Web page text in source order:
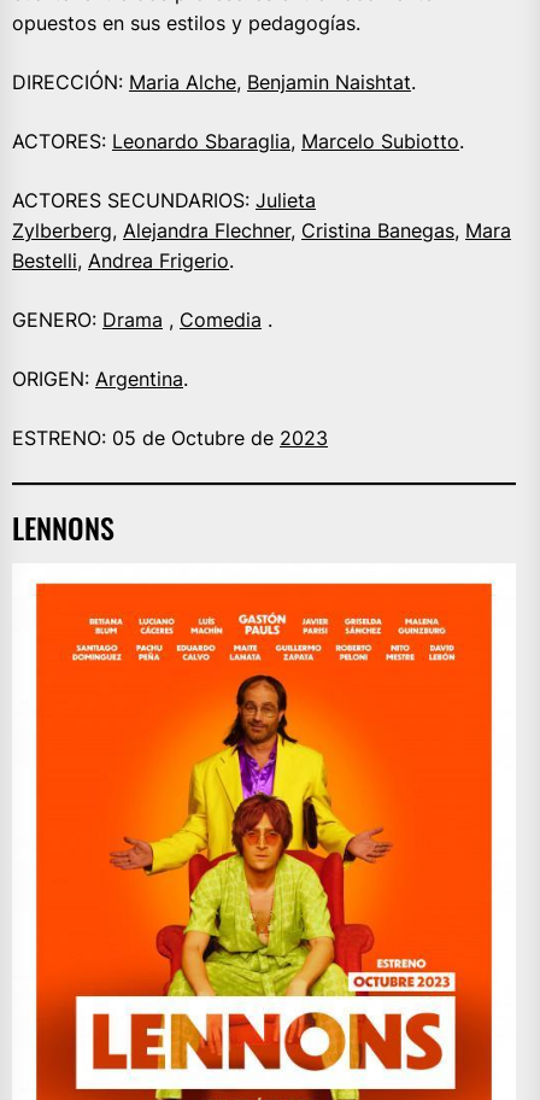
opuestos en sus estilos y pedagogías.
DIRECCIÓN: Maria Alche, Benjamin Naishtat.
ACTORES: Leonardo Sbaraglia, Marcelo Subiotto.
ACTORES SECUNDARIOS: Julieta
Zylberberg, Alejandra Flechner, Cristina Banegas, Mara
Bestelli, Andrea Frigerio.
GENERO: Drama , Comedia .
ORIGEN: Argentina.
ESTRENO: 05 de Octubre de 2023
LENNONS